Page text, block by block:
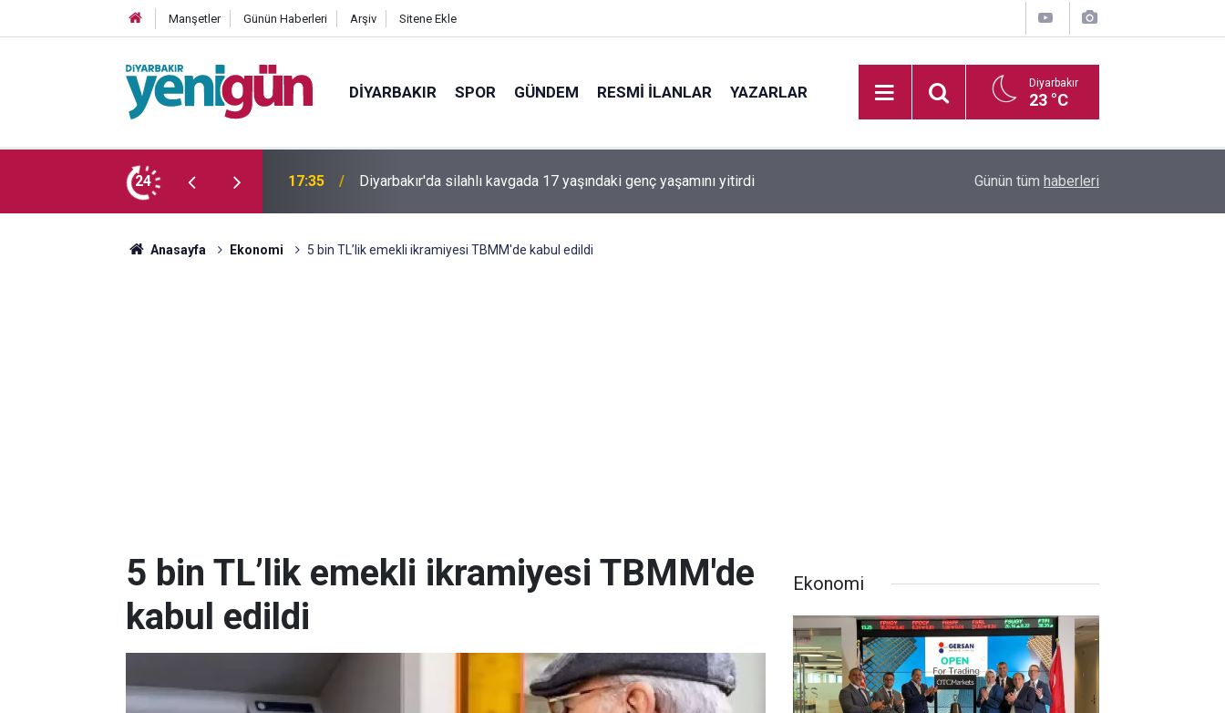
Manşetler Günün Haberleri Arşiv Sitene Ekle
DIYARBAKIR SPOR GÜNDEM RESMI İLANLAR YAZARLAR Diyarbakır
23 °C
24
genç yaşamını yitirdi 16:54 Bahceli'den Öcalan ve Demirtaş açıklaması Diyarbakır'da boş arazide ceset bulundu
Günün tüm haberleri
Anasayfa Ekonomi 5 bin TL’lik emekli ikramiyesi TBMM'de kabul edildi
5 bin TL’lik emekli ikramiyesi TBMM'de
kabul edildi
Ekonomi